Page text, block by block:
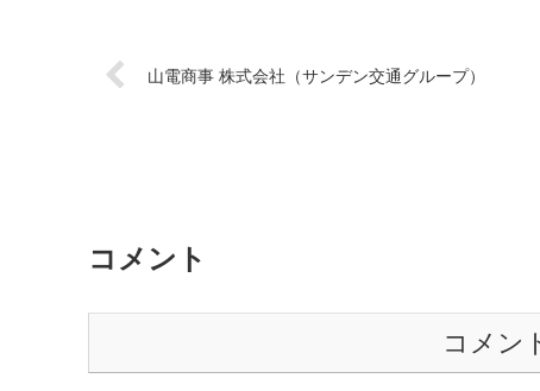
山電商事 株式会社（サンデン交通グループ）
コメント
コメン